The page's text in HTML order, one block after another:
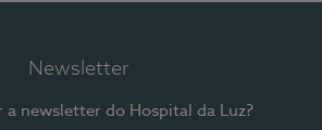
Newsletter
a newsletter do Hospital da Luz?